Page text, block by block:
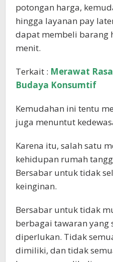
potongan harga,
hingga layanan pay
dapat membeli barang
menit.
Terkait : Merawat
Budaya Konsumtif
Kemudahan ini tentu
juga menuntut
Karena itu, salah satu
kehidupan rumah
Bersabar untuk tidak
keinginan.
Bersabar untuk tidak
berbagai tawaran yang
diperlukan. Tidak
dimiliki, dan tidak